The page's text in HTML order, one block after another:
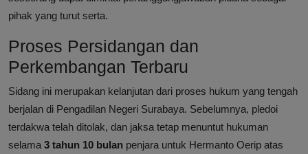
pihak yang turut serta.
Proses Persidangan dan
Perkembangan Terbaru
Sidang ini merupakan kelanjutan dari proses hukum yang tengah
berjalan di Pengadilan Negeri Surabaya. Sebelumnya, pledoi
terdakwa telah ditolak, dan jaksa tetap menuntut hukuman
selama 3 tahun 10 bulan penjara untuk Hermanto Oerip atas